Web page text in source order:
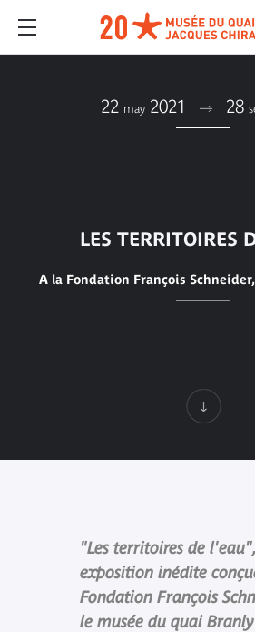
22 may 2021 28
LES TERRITOIRES
A la Fondation François
"Les territoires de l'eau",
exposition inédite
Fondation François
le musée du quai